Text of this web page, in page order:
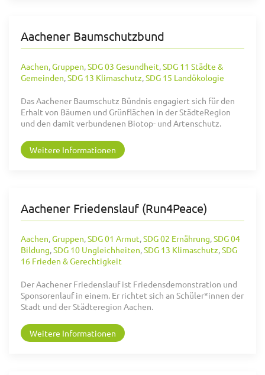
Aachener Baumschutzbund
Aachen,Gruppen,SDG 03 Gesundheit,SDG 11 Städte &
Gemeinden,SDG 13 Klimaschutz,SDG 15 Landökologie
Das Aachener Baumschutz Bündnis engagiert sich für den
Erhalt von Bäumen und Grünflächen in der StädteRegion
und den damit verbundenen Biotop- und Artenschutz.
Weitere Informationen
Aachener Friedenslauf (Run4Peace)
Aachen,Gruppen,SDG 01 Armut,SDG 02 Ernährung,SDG 04
Bildung,SDG 10 Ungleichheiten,SDG 13 Klimaschutz,SDG
16 Frieden & Gerechtigkeit
Der Aachener Friedenslauf ist Friedensdemonstration und
Sponsorenlauf in einem. Er richtet sich an Schüler*innen der
Stadt und der Städteregion Aachen.
Weitere Informationen